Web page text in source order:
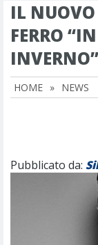
IL
FERRO
INVERNO”
HOME » NEWS
Pubblicato da: